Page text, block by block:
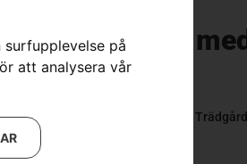
på
att analysera vår
B8X –
Lövblåsar Trädgård